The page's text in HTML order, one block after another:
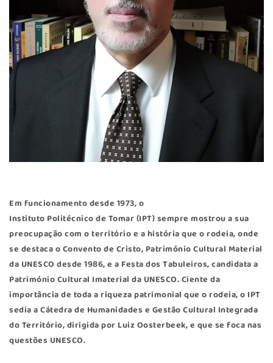
Em funcionamento desde 1973, o
Instituto Politécnico de Tomar (IPT)sempre mostrou a sua
preocupação com o território e a história que o rodeia, onde
se destaca o Convento de Cristo, Património Cultural Material
da UNESCO desde 1986, e a Festa dos Tabuleiros, candidata a
Património Cultural Imaterial da UNESCO. Ciente da
importância de toda a riqueza patrimonial que o rodeia, o IPT
sedia a Cátedra de Humanidades e Gestão Cultural Integrada
do Território, dirigida por Luiz Oosterbeek, e que se foca nas
questões UNESCO.